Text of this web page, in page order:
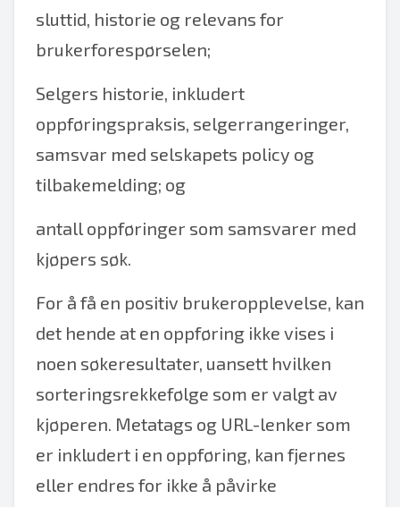
sluttid, historie og relevans for
brukerforespørselen;
Selgers historie, inkludert
oppføringspraksis, selgerrangeringer,
samsvar med selskapets policy og
tilbakemelding; og
antall oppføringer som samsvarer med
kjøpers søk.
For å få en positiv brukeropplevelse, kan
det hende at en oppføring ikke vises i
noen søkeresultater, uansett hvilken
sorteringsrekkefølge som er valgt av
kjøperen. Metatags og URL-lenker som
er inkludert i en oppføring, kan fjernes
eller endres for ikke å påvirke